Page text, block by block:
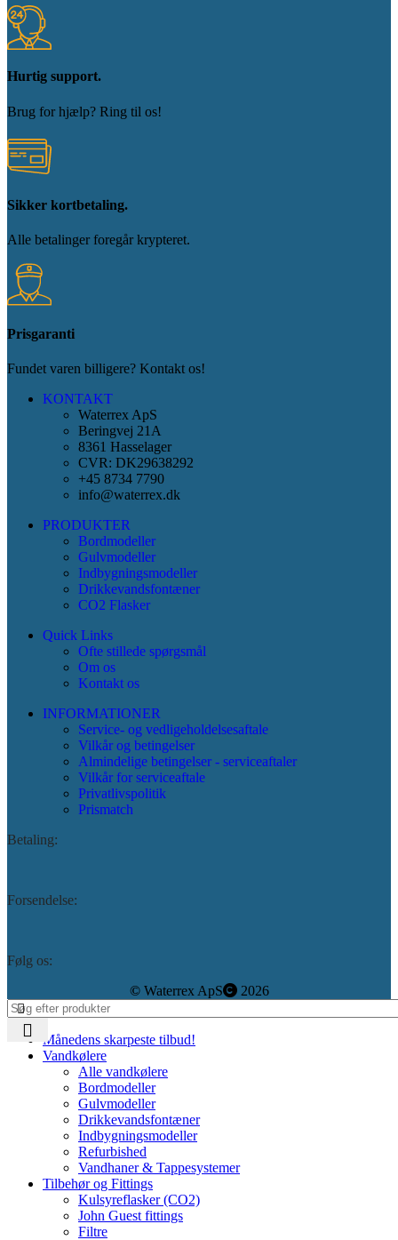
Hurtig support.
Brug for hjælp? Ring til os!
Sikker kortbetaling.
Alle betalinger foregår krypteret.
Prisgaranti
Fundet varen billigere? Kontakt os!
KONTAKT
Waterrex ApS
Beringvej 21A
8361 Hasselager
CVR: DK29638292
+45 8734 7790
info@waterrex.dk
PRODUKTER
Bordmodeller
Gulvmodeller
Indbygningsmodeller
Drikkevandsfontæner
CO2 Flasker
Quick Links
Ofte stillede spørgsmål
Om os
Kontakt os
INFORMATIONER
Service- og vedligeholdelsesaftale
Vilkår og betingelser
Almindelige betingelser - serviceaftaler
Vilkår for serviceaftale
Privatlivspolitik
Prismatch
Betaling:
Forsendelse:
Følg os:
©️Waterrex ApS 2026
Månedens skarpeste tilbud!
Vandkølere
Alle vandkølere
Bordmodeller
Gulvmodeller
Drikkevandsfontæner
Indbygningsmodeller
Refurbished
Vandhaner & Tappesystemer
Tilbehør og Fittings
Kulsyreflasker (CO2)
John Guest fittings
Filtre